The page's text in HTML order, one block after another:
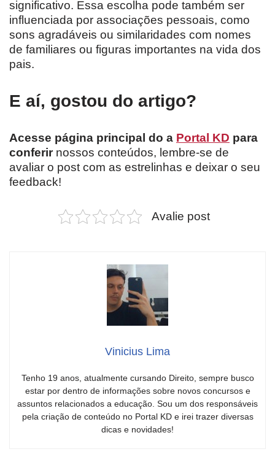
significativo. Essa escolha pode também ser
influenciada por associações pessoais, como
sons agradáveis ​​ou similaridades com nomes
de familiares ou figuras importantes na vida dos
pais.
E aí, gostou do artigo?
Acesse página principal do a Portal KD para
conferirnossos conteúdos, lembre-se de
avaliar o post com as estrelinhas e deixar o seu
feedback!
Avalie post
Vinicius Lima
Tenho 19 anos, atualmente cursando Direito, sempre busco
estar por dentro de informações sobre novos concursos e
assuntos relacionados a educação. Sou um dos responsáveis
pela criação de conteúdo no Portal KD e irei trazer diversas
dicas e novidades!